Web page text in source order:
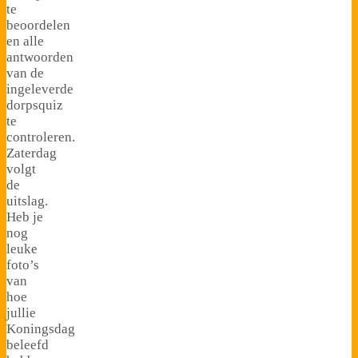
te
beoordelen
en alle
antwoorden
van de
ingeleverde
dorpsquiz
te
controleren.
Zaterdag
volgt
de
uitslag.
Heb je
nog
leuke
foto’s
van
hoe
jullie
Koningsdag
beleefd